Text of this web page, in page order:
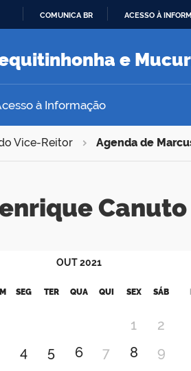
O
COMUNICA BR ACESSO À
e
à Informação
Vice-Reitor Agenda de
OUT 2021
SEG TER QUA QUI SEX SÁB
1
2
4 5 6 7 8
9